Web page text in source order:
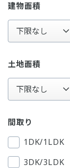
建物面積
土地面積
間取り
1DK/1LDK
3DK/3LDK